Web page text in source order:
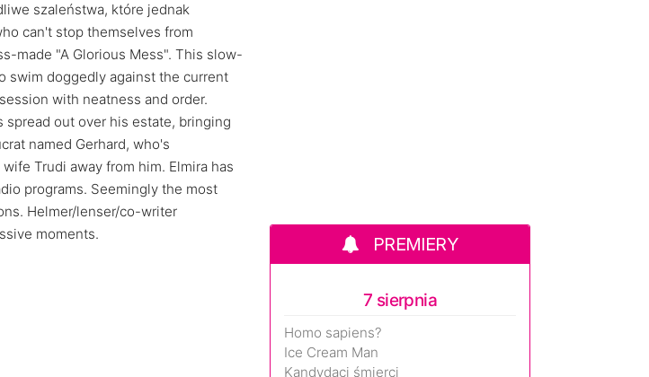
szaleństwa, które jednak
can't stop themselves from
made "A Glorious Mess". This slow-
swim doggedly against the current
with neatness and order.
out over his estate, bringing
named Gerhard, who's
Trudi away from him. Elmira has
programs. Seemingly the most
Helmer/lenser/co-writer
moments.
PREMIERY
7 sierpnia
Homo sapiens?
Ice Cream Man
Kandydaci śmierci